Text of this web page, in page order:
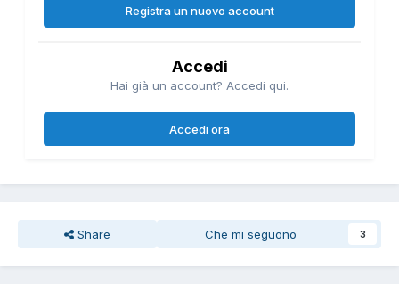
Registra un nuovo account
Accedi
Hai già un account? Accedi qui.
Accedi ora
Share Che mi seguono 3